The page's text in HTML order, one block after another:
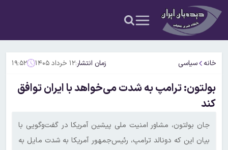
خانه سیاسی زمان انتشار:۱۲ خرداد ۱۴۰۵ ۱۹:۵۲
بولتون: ترامپ به شدت می‌خواهد با ایران توافق
کند
جان بولتون، مشاور امنیت ملی پیشین آمریکا در گفت‌وگویی با
بیان این که دونالد ترامپ، رئیس‌جمهور آمریکا به شدت مایل به